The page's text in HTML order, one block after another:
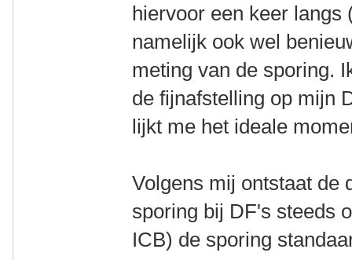
hiervoor een keer langs
namelijk ook wel
meting van de sporing.
de fijnafstelling op mijn
lijkt me het ideale
Volgens mij ontstaat de
sporing bij DF's steeds
ICB) de sporing